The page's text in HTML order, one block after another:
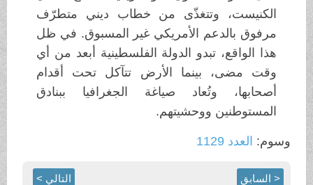
الكنيست، وتتغذّى من خطاب ديني متطرّف
مرفوق بالدعم الأمريكي غير المسبوق. في ظل
هذا الواقع، تبدو الدولة الفلسطينية أبعد من أي
وقت مضى، بينما الأرض تتآكل تحت أقدام
أصحابها، وتُعاد صياغة الجغرافيا ببنادق
المستوطنين ووحشيتهم.
وسوم:العدد 1129
< السابق التالي >